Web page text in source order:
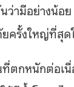
ามีอย่างน้อย
ยครั้งใหญ่ที่สุด
ตกหนักต่อเ